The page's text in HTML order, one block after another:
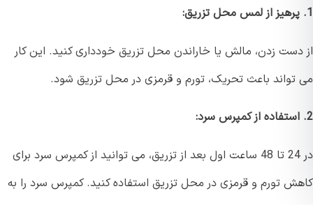
زدن، مالش یا خاراندن محل تزریق خودداری کنید. این کار
باعث تحریک، تورم و قرمزی در محل تزریق شود.
در 24 تا 48 ساعت اول بعد از تزریق، می توانید از کمپرس سرد برای
تورم و قرمزی در محل تزریق استفاده کنید. کمپرس سرد را به